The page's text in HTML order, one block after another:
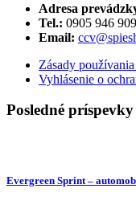
Adresa
Tel.: 0905 946
Email:
Zásady
Vyhlásenie o
Posledné príspevky
Evergreen Sprint –